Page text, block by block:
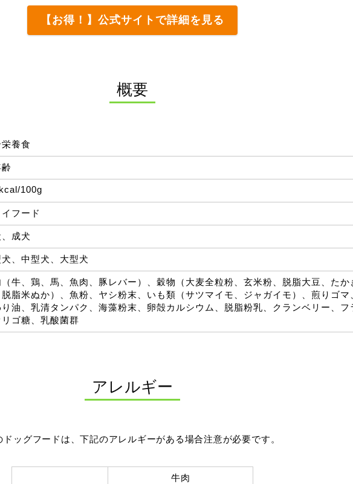
【お得！】公式サイトで詳細を見る
概要
養食
100g
フード
成犬
、中型犬、大型犬
牛、鶏、馬、魚肉、豚レバー）、穀物（大麦全粒粉、玄米粉、脱脂大豆、たか
脂米ぬか）、魚粉、ヤシ粉末、いも類（サツマイモ、ジャガイモ）、煎りゴマ
油、乳清タンパク、海藻粉末、卵殻カルシウム、脱脂粉乳、クランベリー、フ
ゴ糖、乳酸菌群
アレルギー
ドッグフードは、下記のアレルギーがある場合注意が必要です。
牛肉